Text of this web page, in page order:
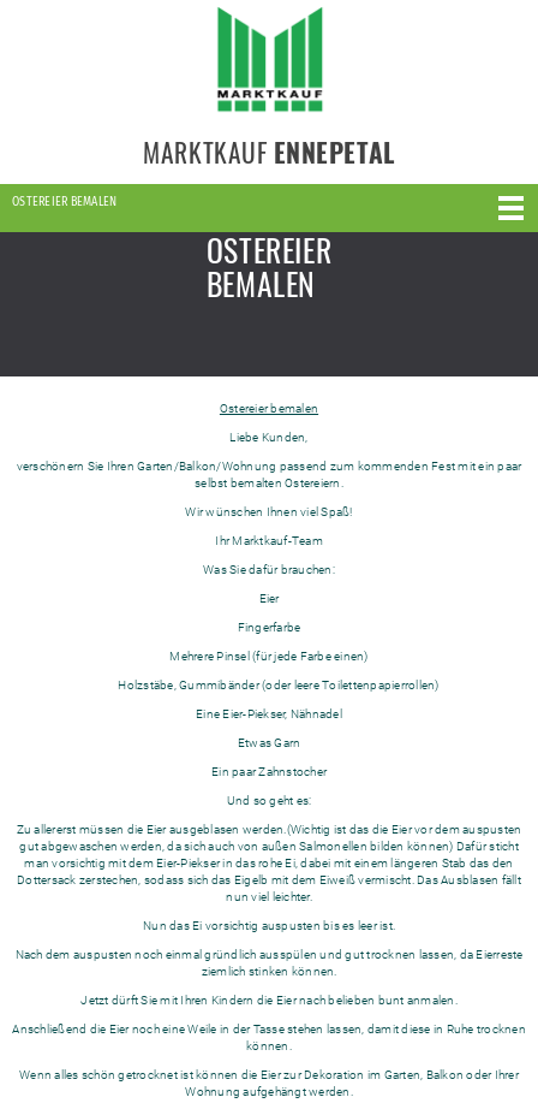
MARKTKAUF ENNEPETAL
OSTEREIER BEMALEN
OSTEREIER
BEMALEN
Ostereier bemalen
Liebe Kunden,
verschönern Sie Ihren Garten/Balkon/Wohnung passend zum kommenden Fest mit ein paar
selbst bemalten Ostereiern.
Wir wünschen Ihnen viel Spaß!
Ihr Marktkauf-Team
Was Sie dafür brauchen:
Eier
Fingerfarbe
Mehrere Pinsel (für jede Farbe einen)
Holzstäbe, Gummibänder (oder leere Toilettenpapierrollen)
Eine Eier-Piekser, Nähnadel
Etwas Garn
Ein paar Zahnstocher
Und so geht es:
Zu allererst müssen die Eier ausgeblasen werden.(Wichtig ist das die Eier vor dem auspusten
gut abgewaschen werden, da sich auch von außen Salmonellen bilden können) Dafür sticht
man vorsichtig mit dem Eier-Piekser in das rohe Ei, dabei mit einem längeren Stab das den
Dottersack zerstechen, sodass sich das Eigelb mit dem Eiweiß vermischt. Das Ausblasen fällt
nun viel leichter.
Nun das Ei vorsichtig auspusten bis es leer ist.
Nach dem auspusten noch einmal gründlich ausspülen und gut trocknen lassen, da Eierreste
ziemlich stinken können.
Jetzt dürft Sie mit Ihren Kindern die Eier nach belieben bunt anmalen.
Anschließend die Eier noch eine Weile in der Tasse stehen lassen, damit diese in Ruhe trocknen
können.
Wenn alles schön getrocknet ist können die Eier zur Dekoration im Garten, Balkon oder Ihrer
Wohnung aufgehängt werden.